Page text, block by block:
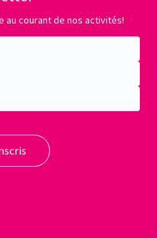
au courant de nos activités!